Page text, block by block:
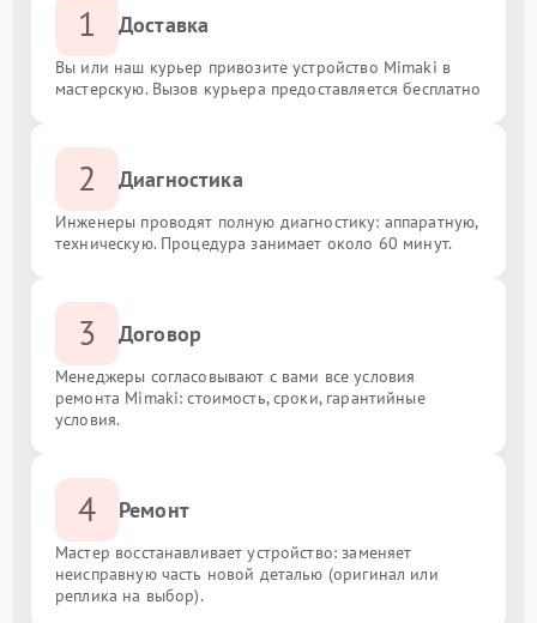
1 Доставка
Вы или наш курьер привозите устройство Mimaki в
мастерскую. Вызов курьера предоставляется бесплатно
2 Диагностика
Инженеры проводят полную диагностику: аппаратную,
техническую. Процедура занимает около 60 минут.
3 Договор
Менеджеры согласовывают с вами все условия
ремонта Mimaki: стоимость, сроки, гарантийные
условия.
4 Ремонт
Мастер восстанавливает устройство: заменяет
неисправную часть новой деталью (оригинал или
реплика на выбор).